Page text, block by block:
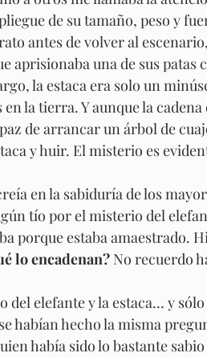
de su tamaño, peso y
antes de volver al
aprisionaba una de sus patas
la estaca era solo un
la tierra. Y aunque la
de arrancar un árbol de
y huir. El misterio es
en la sabiduría de los
tío por el misterio del
porque estaba amaestrado.
lo encadenan? No recuerdo
del elefante y la estaca… y
habían hecho la misma
había sido lo bastante